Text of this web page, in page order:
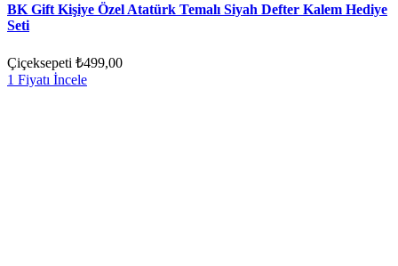
BK Gift Kişiye Özel Atatürk Temalı Siyah Defter Kalem Hediye
Seti
Çiçeksepeti ₺499,00
1 Fiyatı İncele